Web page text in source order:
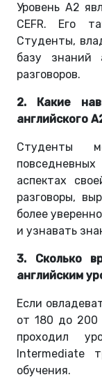
Уровень А2
CEFR. Его
Студенты,
базу знаний
разговоров.
2. Какие
английского
Студенты
аспектах
разговоры,
более
и узнавать
3. Сколько
английским
Если
от 180 до 200
проходил
Intermediate
обучения.